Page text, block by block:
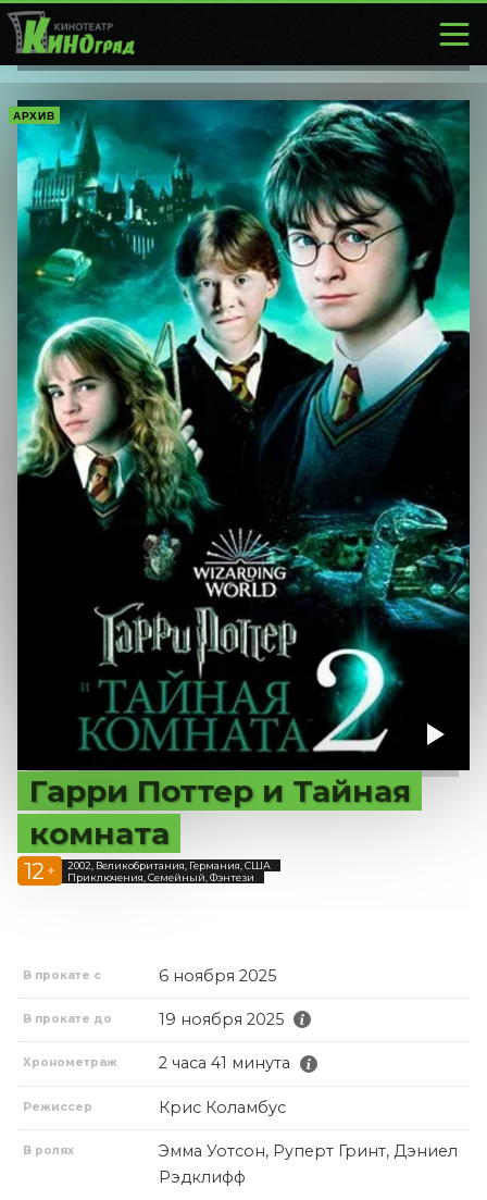
АРХИВ
Гарри Поттер и Тайная
комната
12 +
2002, Великобритания, Германия, США
Приключения, Семейный, Фэнтези
В прокате с 6 ноября 2025
В прокате до 19 ноября 2025
Хронометраж 2 часа 41 минута
Режиссер Крис Коламбус
В ролях
Эмма Уотсон, Руперт Гринт, Дэниел
Рэдклифф